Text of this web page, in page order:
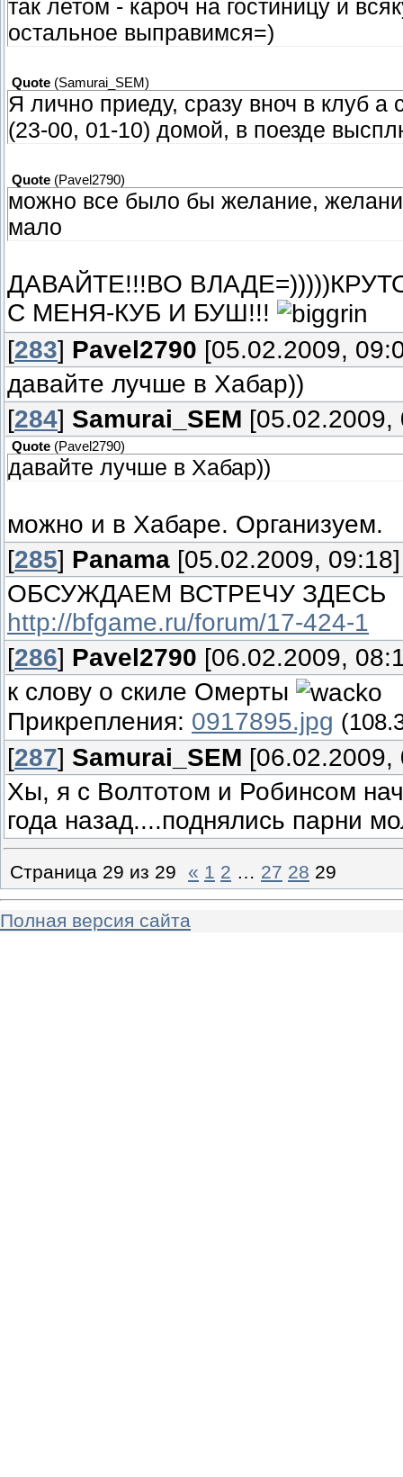
так летом - кароч на гостиницу и
остальное выправимся=)
Quote (Samurai_SEM)
Я лично приеду, сразу вноч в клуб
(23-00, 01-10) домой, в поезде
Quote (Pavel2790)
можно все было бы желание,
мало
ДАВАЙТЕ!!!ВО
С МЕНЯ-КУБ И БУШ!!!
[283] Pavel2790 [05.02.2009,
давайте лучше в Хабар))
[284] Samurai_SEM [05.02.2009,
Quote (Pavel2790)
давайте лучше в Хабар))
можно и в Хабаре. Организуем.
[285] Panama [05.02.2009, 09:18]
ОБСУЖДАЕМ ВСТРЕЧУ ЗДЕСЬ
http://bfgame.ru/forum/17-424-1
[286] Pavel2790 [06.02.2009,
к слову о скиле Омерты
Прикрепления: 0917895.jpg
[287] Samurai_SEM [06.02.2009,
Хы, я с Волтотом и Робинсом
года назад....поднялись парни
Страница 29 из 29 « 1 2 … 27 28 29
Полная версия сайта